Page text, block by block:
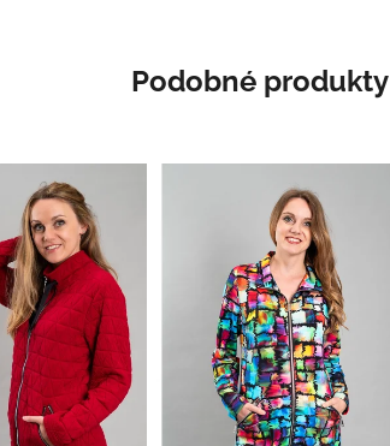
Podobné produkty